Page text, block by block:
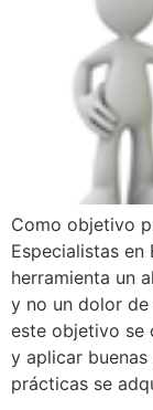
Como objetivo
Especialistas en
herramienta un
y no un dolor
este objetivo se
y aplicar
prácticas se